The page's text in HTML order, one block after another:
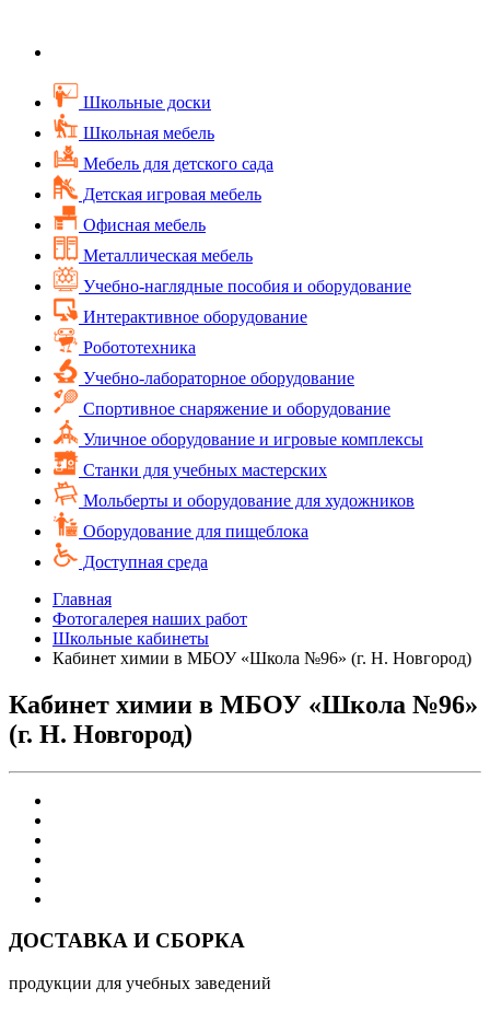
Школьные доски
Школьная мебель
Мебель для детского сада
Детская игровая мебель
Офисная мебель
Металлическая мебель
Учебно-наглядные пособия и оборудование
Интерактивное оборудование
Робототехника
Учебно-лабораторное оборудование
Спортивное снаряжение и оборудование
Уличное оборудование и игровые комплексы
Cтанки для учебных мастерских
Мольберты и оборудование для художников
Оборудование для пищеблока
Доступная среда
Главная
Фотогалерея наших работ
Школьные кабинеты
Кабинет химии в МБОУ «Школа №96» (г. Н. Новгород)
Кабинет химии в МБОУ «Школа №96»
(г. Н. Новгород)
ДОСТАВКА И СБОРКА
продукции для учебных заведений